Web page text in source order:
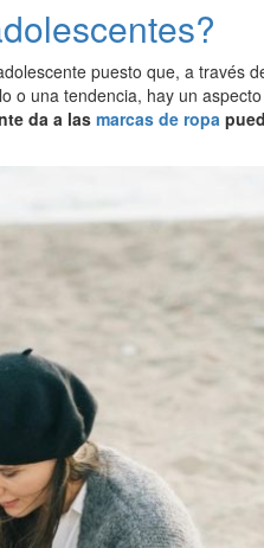
puesto que, a través
o una tendencia, hay un
da a las marcas de ropa